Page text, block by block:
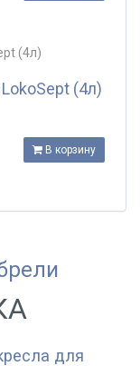
(4л)
В корзину
для